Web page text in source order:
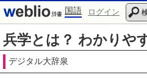
国語 ログイン
兵学とは？ わかりや
デジタル大辞泉